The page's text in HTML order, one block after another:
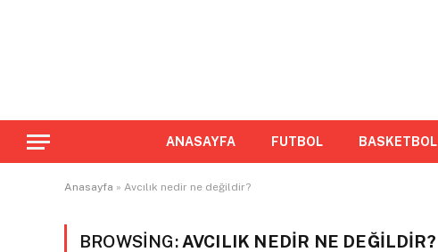
ANASAYFA FUTBOL BASKETBOL
Anasayfa » Avcılık nedir ne değildir?
BROWSING: AVCILIK NEDIR NE DEĞILDIR?